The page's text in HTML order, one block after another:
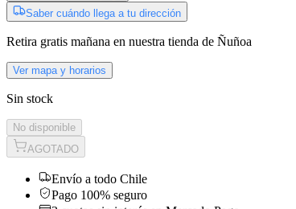
Saber cuándo llega a tu dirección
Retira gratis mañana en nuestra tienda de Ñuñoa
Ver mapa y horarios
Sin stock
No disponible
AGOTADO
Envío a todo Chile
Pago 100% seguro